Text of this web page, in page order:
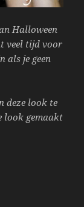
Halloween
veel tijd voor
als je geen
deze look te
look gemaakt
25/10; Goth